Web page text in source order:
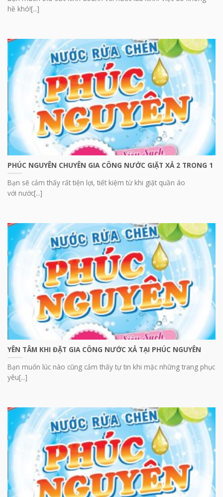
hề khó![...]
PHÚC NGUYÊN CHUYÊN GIA CÔNG NƯỚC GIẶT XẢ 2 TRONG 1
Bạn sẽ cảm thấy rất tiện lợi, tiết kiệm từ khi giặt quần áo
với nước[...]
YÊN TÂM KHI ĐẶT GIA CÔNG NƯỚC XẢ TẠI PHÚC NGUYÊN
Bạn muốn lúc nào cũng cảm thấy tự tin khi mặc những trang phục
yêu[...]